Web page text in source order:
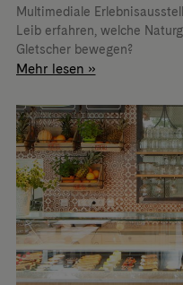
Multimediale
Leib erfahren, welche
Gletscher bewegen?
Mehr lesen »